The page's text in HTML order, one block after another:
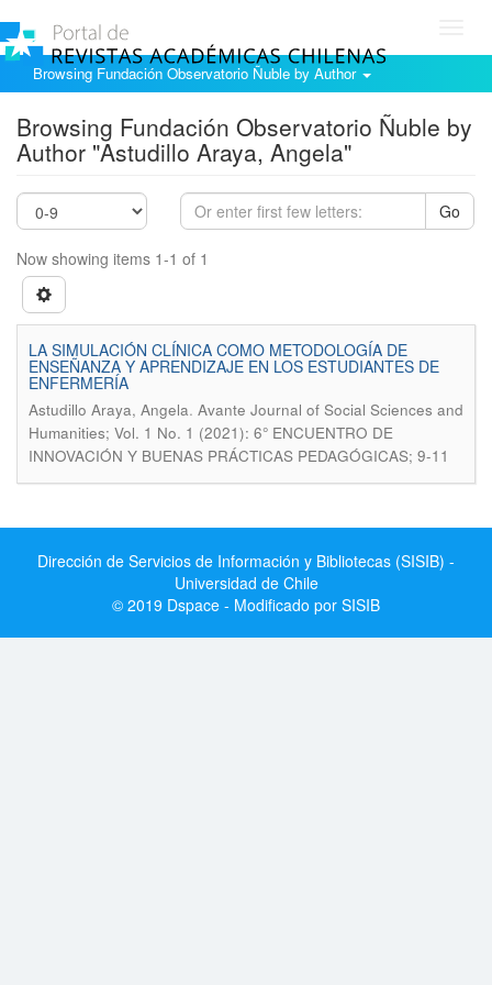
Browsing Fundación Observatorio Ñuble by Author
Browsing Fundación Observatorio Ñuble by
Author "Astudillo Araya, Angela"
Go
Now showing items 1-1 of 1
LA SIMULACIÓN CLÍNICA COMO METODOLOGÍA DE
ENSEÑANZA Y APRENDIZAJE EN LOS ESTUDIANTES DE
ENFERMERÍA
Astudillo Araya, Angela. Avante Journal of Social Sciences and
Humanities; Vol. 1 No. 1 (2021): 6° ENCUENTRO DE
INNOVACIÓN Y BUENAS PRÁCTICAS PEDAGÓGICAS; 9-11
Dirección de Servicios de Información y Bibliotecas (SISIB) -
Universidad de Chile
© 2019 Dspace - Modificado por SISIB